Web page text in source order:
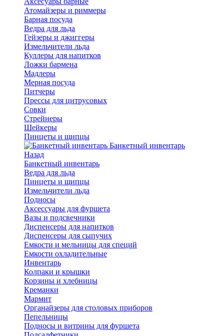
Атомайзеры и риммеры
Барная посуда
Ведра для льда
Гейзеры и джиггеры
Измельчители льда
Куллеры для напитков
Ложки бармена
Мадлеры
Мерная посуда
Питчеры
Прессы для цитрусовых
Совки
Стрейнеры
Шейкеры
Пинцеты и щипцы
Банкетный инвентарь
Назад
Банкетный инвентарь
Ведра для льда
Пинцеты и щипцы
Измельчители льда
Подносы
Аксессуары для фуршета
Вазы и подсвечники
Диспенсеры для напитков
Диспенсеры для сыпучих
Емкости и мельницы для специй
Емкости охладительные
Инвентарь
Колпаки и крышки
Корзины и хлебницы
Креманки
Мармит
Органайзеры для столовых приборов
Пепельницы
Подносы и витрины для фуршета